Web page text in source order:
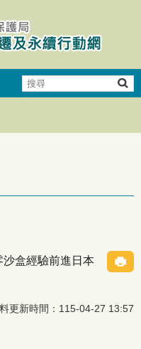
搜
尋
沙盒經驗前進日本
更新時間：115-04-27 13:57